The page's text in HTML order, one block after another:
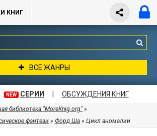
КНИГ
ВСЕ ЖАНРЫ
NEW СЕРИИ ОБСУЖДЕНИЯ КНИГ
библиотека "MoreKnig.org" »
фэнтези » Форд Ша » Цикл аномалии